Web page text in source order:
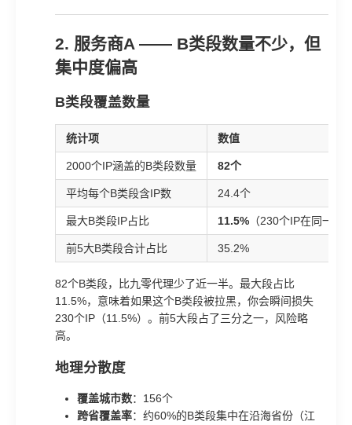
2. 服务商A —— B类段数量不少，但
集中度偏高
B类段覆盖数量
统计项 数值
2000个IP涵盖的B类段数量 82个
平均每个B类段含IP数 24.4个
最大B类段IP占比 11.5% （230个IP在同一个
前5大B类段合计占比 35.2%
82个B类段，比九零代理少了近一半。最大段占比
11.5%，意味着如果这个B类段被拉黑，你会瞬间损失
230个IP（11.5%）。前5大段占了三分之一，风险略
高。
地理分散度
覆盖城市数：156个
跨省覆盖率：约60%的B类段集中在沿海省份（江